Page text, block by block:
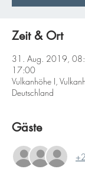
Zeit & Ort
31. Aug. 2019,
17:00
Vulkanhöhe I,
Deutschland
Gäste